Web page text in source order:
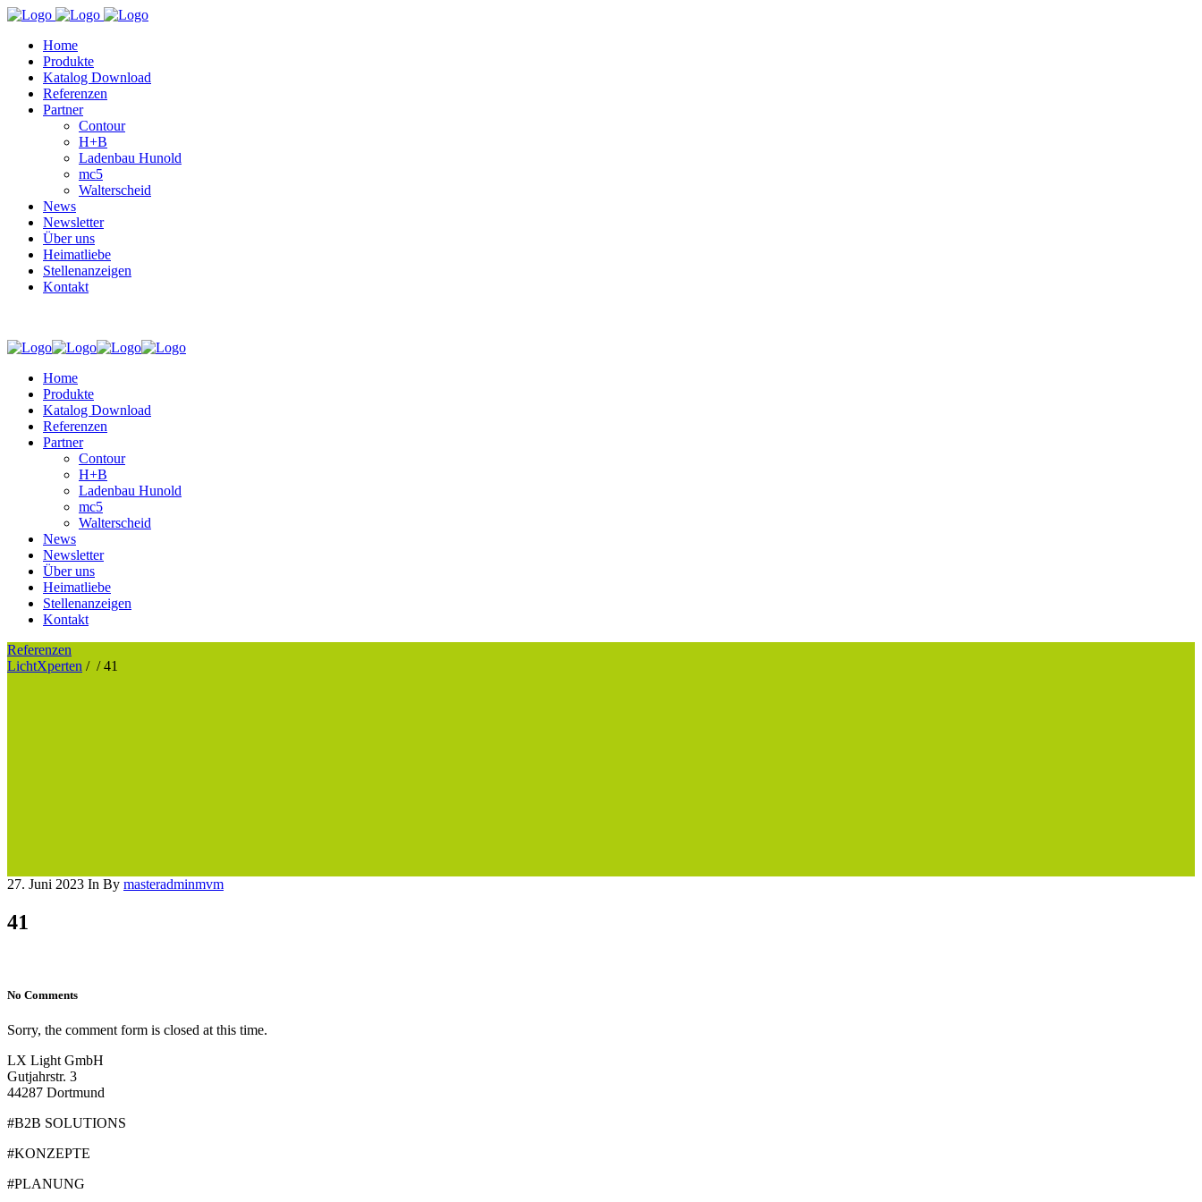
Home
Produkte
Katalog Download
Referenzen
Partner
Contour
H+B
Ladenbau Hunold
mc5
Walterscheid
News
Newsletter
Über uns
Heimatliebe
Stellenanzeigen
Kontakt
Home
Produkte
Katalog Download
Referenzen
Partner
Contour
H+B
Ladenbau Hunold
mc5
Walterscheid
News
Newsletter
Über uns
Heimatliebe
Stellenanzeigen
Kontakt
Referenzen
LichtXperten / /41
27. Juni 2023 In By masteradminmvm
41
No Comments
Sorry, the comment form is closed at this time.
LX Light GmbH
Gutjahrstr. 3
44287 Dortmund
#B2B SOLUTIONS
#KONZEPTE
#PLANUNG